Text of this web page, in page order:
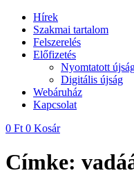
Hírek
Szakmai tartalom
Felszerelés
Előfizetés
Nyomtatott
Digitális újság
Webáruház
Kapcsolat
0 Ft 0 Kosár
Címke: